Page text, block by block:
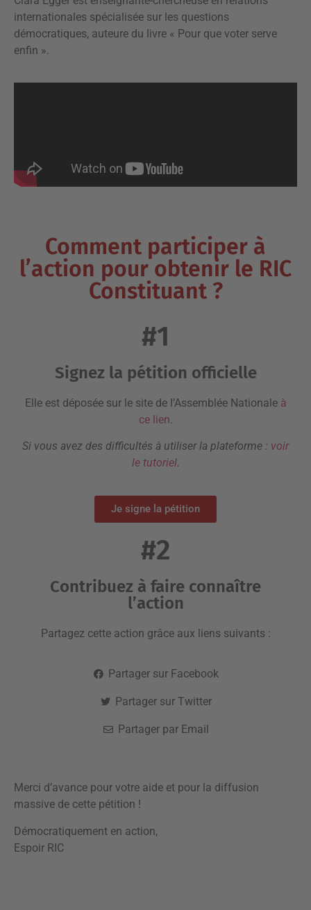
internationales spécialisée sur les questions
démocratiques, auteure du livre « Pour que voter serve
enfin ».
Comment participer à
l’action pour obtenir le RIC
Constituant ?
#1
Signez la pétition officielle
Elle est déposée sur le site de l’Assemblée Nationale à
ce lien.
Si vous avez des difficultés à utiliser la plateforme : voir
le tutoriel.
Je signe la pétition
#2
Contribuez à faire connaître
l’action
Partagez cette action grâce aux liens suivants :
Partager sur Facebook
Partager sur Twitter
Partager par Email
Merci d’avance pour votre aide et pour la diffusion
massive de cette pétition !
Démocratiquement en action,
Espoir RIC